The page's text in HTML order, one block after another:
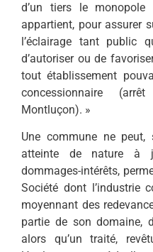
d’un tiers le monopole
appartient, pour assurer
l’éclairage tant public
d’autoriser ou de
tout établissement
concessionnaire
Montluçon). »
Une commune ne
atteinte de nature à
dommages-intérêts,
Société dont l’industrie
moyennant des
partie de son domaine,
alors qu’un traité,